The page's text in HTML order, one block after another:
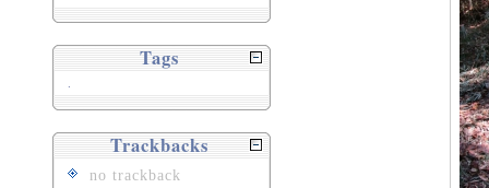
Tags
Trackbacks
no trackback